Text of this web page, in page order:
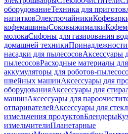
оборудованиеТехника для
напитковЭлектрочайники
кофемашиныСоковыжималки
молокаСифоны для газирования
домашней техники
насадки для пылесосовАксессуары
пылесосовРасходные материалы
аккумуляторы для роботов-
швейных машинАксессуары для
оборудованияАксессуары для
машинАксессуары для
отпаривателейАксессуары для
измельчения продуктовБлендеры
измельчителиПланетарные